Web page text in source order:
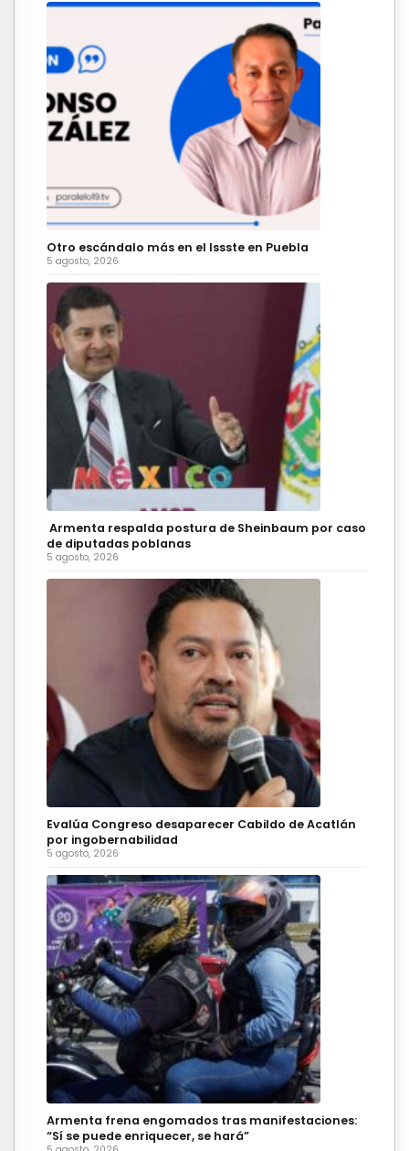
Otro escándalo más en el Issste en Puebla
5 agosto, 2026
Armenta respalda postura de Sheinbaum por caso
de diputadas poblanas
5 agosto, 2026
Evalúa Congreso desaparecer Cabildo de Acatlán
por ingobernabilidad
5 agosto, 2026
Armenta frena engomados tras manifestaciones:
“Sí se puede enriquecer, se hará”